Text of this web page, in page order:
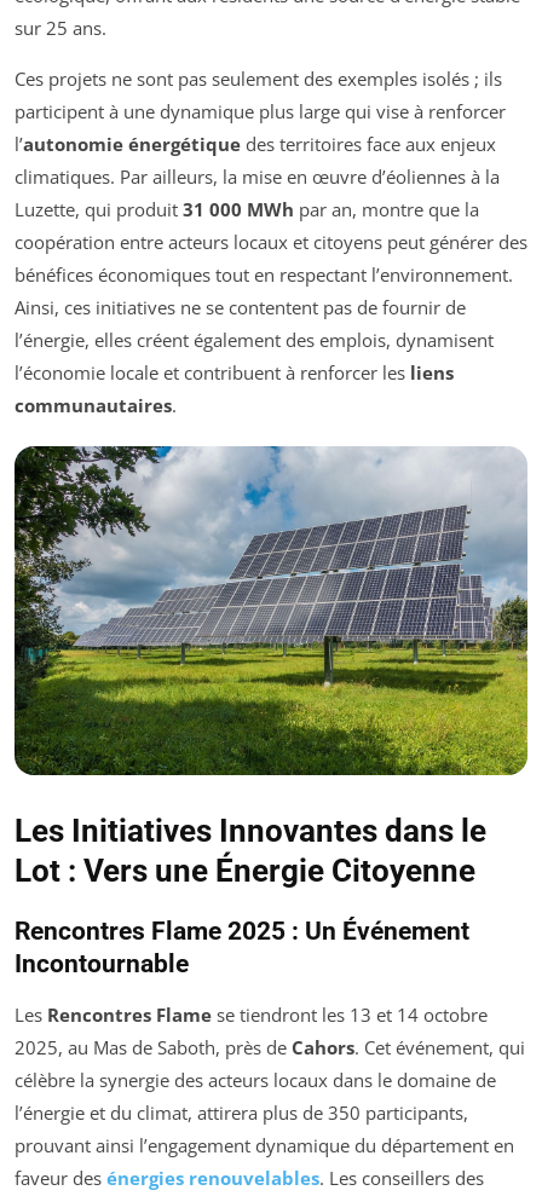
sur 25 ans.
Ces projets ne sont pas seulement des exemples isolés ; ils
participent à une dynamique plus large qui vise à renforcer
l’autonomie énergétique des territoires face aux enjeux
climatiques. Par ailleurs, la mise en œuvre d’éoliennes à la
Luzette, qui produit 31 000 MWh par an, montre que la
coopération entre acteurs locaux et citoyens peut générer des
bénéfices économiques tout en respectant l’environnement.
Ainsi, ces initiatives ne se contentent pas de fournir de
l’énergie, elles créent également des emplois, dynamisent
l’économie locale et contribuent à renforcer les liens
communautaires.
Les Initiatives Innovantes dans le
Lot : Vers une Énergie Citoyenne
Rencontres Flame 2025 : Un Événement
Incontournable
Les Rencontres Flame se tiendront les 13 et 14 octobre
2025, au Mas de Saboth, près de Cahors. Cet événement, qui
célèbre la synergie des acteurs locaux dans le domaine de
l’énergie et du climat, attirera plus de 350 participants,
prouvant ainsi l’engagement dynamique du département en
faveur des énergies renouvelables. Les conseillers des